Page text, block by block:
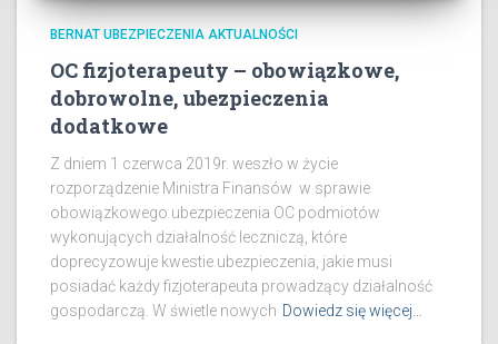
BERNAT UBEZPIECZENIA AKTUALNOŚCI
OC fizjoterapeuty – obowiązkowe,
dobrowolne, ubezpieczenia
dodatkowe
Z dniem 1 czerwca 2019r. weszło w życie
rozporządzenie Ministra Finansów w sprawie
obowiązkowego ubezpieczenia OC podmiotów
wykonujących działalność leczniczą, które
doprecyzowuje kwestie ubezpieczenia, jakie musi
posiadać każdy fizjoterapeuta prowadzący działalność
gospodarczą. W świetle nowych Dowiedz się więcej…